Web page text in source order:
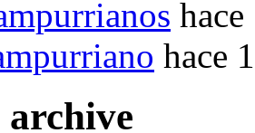
hace